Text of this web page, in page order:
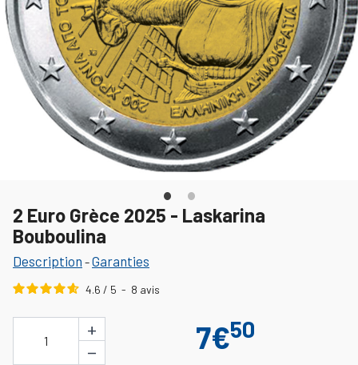
2 Euro Grèce 2025 - Laskarina
Bouboulina
Description -Garanties
4.6 / 5 - 8 avis
1
+
−
7€50